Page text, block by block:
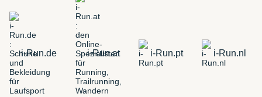
i-Run.de i-Run.at i-Run.pt i-Run.nl